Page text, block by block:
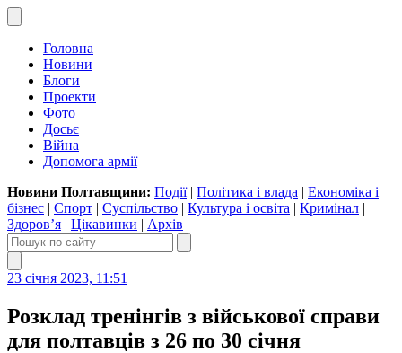
Головна
Новини
Блоги
Проекти
Фото
Досьє
Війна
Допомога армії
Новини Полтавщини: Події| Політика і влада | Економіка і
бізнес | Спорт | Суспільство | Культура і освіта | Кримінал |
Здоров’я | Цікавинки | Архів
23 січня 2023, 11:51
Розклад тренінгів з військової справи
для полтавців з 26 по 30 січня